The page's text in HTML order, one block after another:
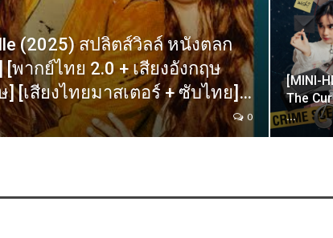
(2025) สปลิตส์วิลล์ หนังตลก
ากย์ไทย 2.0 + เสียงอังกฤษ
] [เสียงไทยมาสเตอร์ + ซับไทย]…
0
[MINI-
The
…